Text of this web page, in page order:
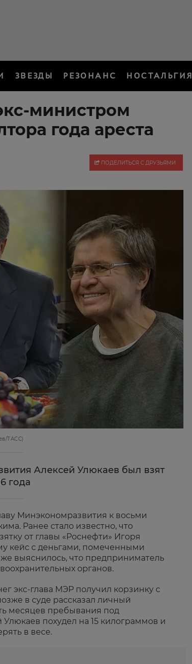
ЗВЕЗДЫ РЕЗОНАНС НОСТАЛЬГИЯ
министром
года ареста
ПОДЕЛИТЬСЯ С ДРУЗЬЯМИ
ТАСС)
Алексей Улюкаев был взят
года
Минэкономразвития к восьми
Ранее стало известно, что
от главы «Роснефти» Игоря
кейс с деньгами, помеченными
выяснилось, что предприниматель
органов.
экс-глава МЭР получил корзинку с
в суде рассказал личный
месяцев пребывания под
похудел на 15 килограммов и
в весе.